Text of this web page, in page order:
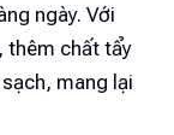
ngày. Với
thêm chất tẩy
mang lại